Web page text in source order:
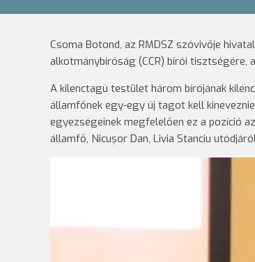
Csoma Botond, az RMDSZ szóvivője
alkotmánybíróság (CCR) bírói
A kilenctagú testület három bírójának
államfőnek egy-egy új tagot kell
egyezségeinek megfelelően ez a pozíció
államfő, Nicușor Dan, Livia Stanciu